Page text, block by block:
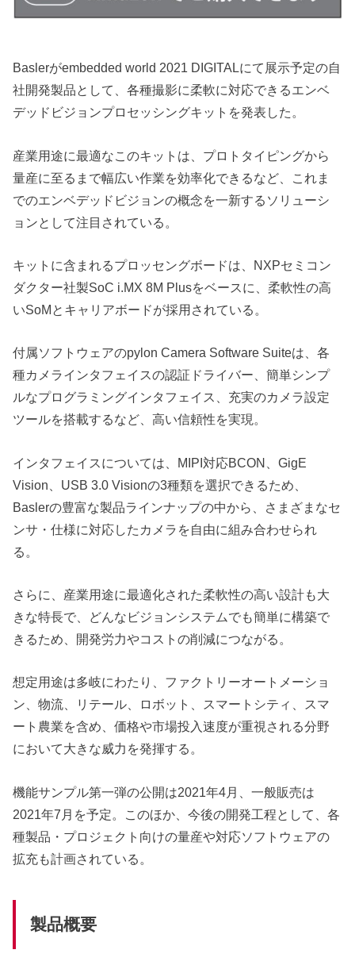
Baslerがembedded world 2021 DIGITALにて展示予定の自
社開発製品として、各種撮影に柔軟に対応できるエンベ
デッドビジョンプロセッシングキットを発表した。
産業用途に最適なこのキットは、プロトタイピングから
量産に至るまで幅広い作業を効率化できるなど、これま
でのエンベデッドビジョンの概念を一新するソリューシ
ョンとして注目されている。
キットに含まれるプロッセングボードは、NXPセミコン
ダクター社製SoC i.MX 8M Plusをベースに、柔軟性の高
いSoMとキャリアボードが採用されている。
付属ソフトウェアのpylon Camera Software Suiteは、各
種カメラインタフェイスの認証ドライバー、簡単シンプ
ルなプログラミングインタフェイス、充実のカメラ設定
ツールを搭載するなど、高い信頼性を実現。
インタフェイスについては、MIPI対応BCON、GigE
Vision、USB 3.0 Visionの3種類を選択できるため、
Baslerの豊富な製品ラインナップの中から、さまざまなセ
ンサ・仕様に対応したカメラを自由に組み合わせられ
る。
さらに、産業用途に最適化された柔軟性の高い設計も大
きな特長で、どんなビジョンシステムでも簡単に構築で
きるため、開発労力やコストの削減につながる。
想定用途は多岐にわたり、ファクトリーオートメーショ
ン、物流、リテール、ロボット、スマートシティ、スマ
ート農業を含め、価格や市場投入速度が重視される分野
において大きな威力を発揮する。
機能サンプル第一弾の公開は2021年4月、一般販売は
2021年7月を予定。このほか、今後の開発工程として、各
種製品・プロジェクト向けの量産や対応ソフトウェアの
拡充も計画されている。
製品概要